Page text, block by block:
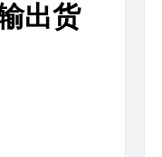
出货